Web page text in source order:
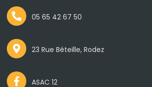
05 65 42 67 50
23 Rue Béteille, Rodez
ASAC 12